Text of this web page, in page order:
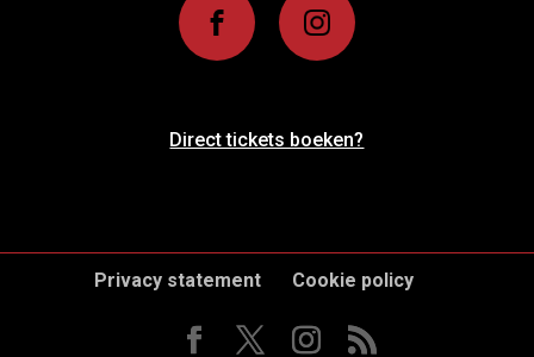
Direct tickets boeken?
Privacy statement Cookie policy